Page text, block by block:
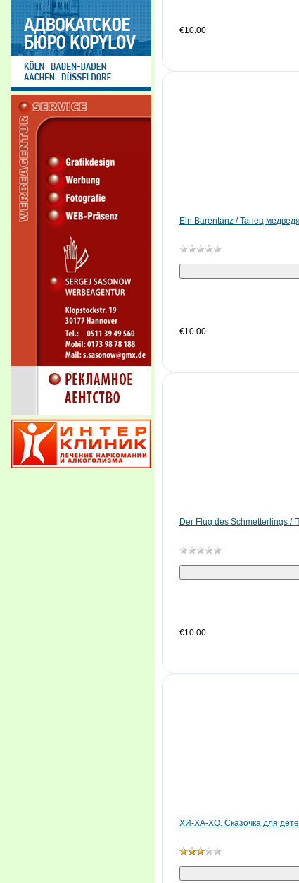
€10.00
Ein Barentanz / Танец медведя
€10.00
Der Flug des Schmetterlings /
€10.00
ХИ-ХА-ХО. Сказочка для